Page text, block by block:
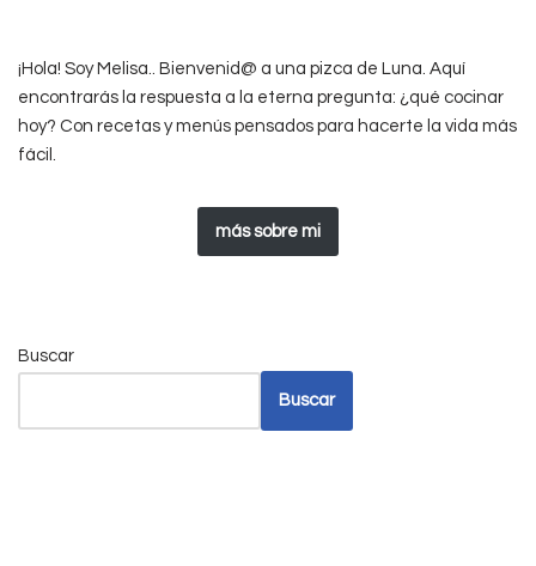
¡Hola! Soy Melisa.. Bienvenid@ a una pizca de Luna. Aquí
encontrarás la respuesta a la eterna pregunta: ¿qué cocinar
hoy? Con recetas y menús pensados para hacerte la vida más
fácil.
más sobre mi
Buscar
Buscar